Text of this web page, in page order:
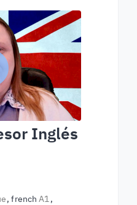
Inglés
frenchA1